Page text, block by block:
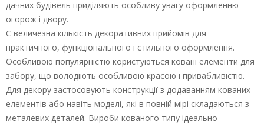
дачних будівель приділяють особливу увагу оформленню
огорож і двору.
Є величезна кількість декоративних прийомів для
практичного, функціонального і стильного оформлення.
Особливою популярністю користуються ковані елементи для
забору, що володіють особливою красою і привабливістю.
Для декору застосовують конструкції з додаванням кованих
елементів або навіть моделі, які в повній мірі складаються з
металевих деталей. Вироби кованого типу ідеально